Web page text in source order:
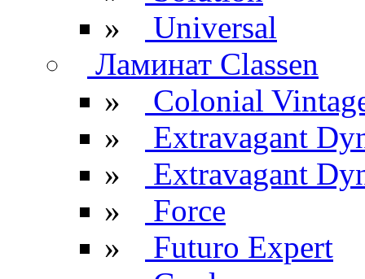
»
Universal
Ламинат Classen
»
Colonial
»
Extravagant
»
Extravagant
»
Force
»
Futuro Expert